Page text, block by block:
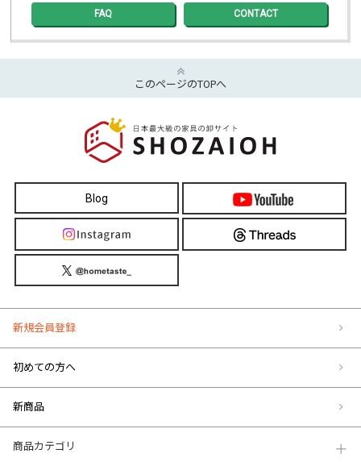
FAQ CONTACT
このページのTOPへ
Blog
新規会員登録
初めての方へ
新商品
商品カテゴリ